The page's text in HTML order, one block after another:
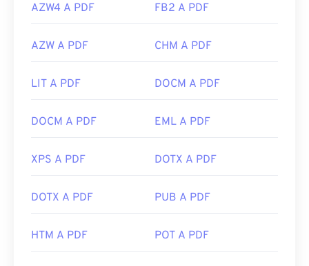
AZW4 A PDF FB2 A PDF
AZW A PDF CHM A PDF
LIT A PDF DOCM A PDF
DOCM A PDF EML A PDF
XPS A PDF DOTX A PDF
DOTX A PDF PUB A PDF
HTM A PDF POT A PDF